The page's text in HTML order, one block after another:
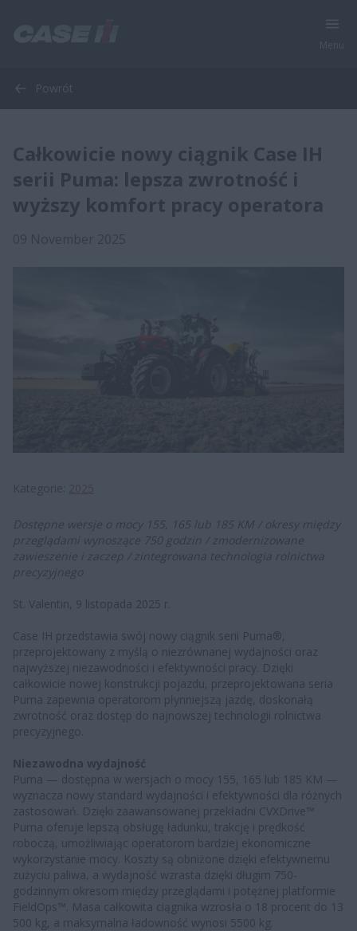
Powrót
Całkowicie nowy ciągnik Case IH
serii Puma: lepsza zwrotność i
wyższy komfort pracy operatora
Dostępne wersje o mocy 155, 165 lub 185 KM / okresy między
przeglądami wynoszące 750 godzin / zmodernizowane
zawieszenie i zaczep / zintegrowana technologia rolnictwa
precyzyjnego
St. Valentin, 9 listopada 2025 r.
Case IH przedstawia swój nowy ciągnik serii Puma®,
przeprojektowany z myślą o niezrównanej wydajności oraz
najwyższej niezawodności i efektywności pracy. Dzięki
całkowicie nowej konstrukcji pojazdu, przeprojektowana seria
Puma zapewnia operatorom płynniejszą jazdę, doskonałą
zwrotność oraz dostęp do najnowszej technologii rolnictwa
precyzyjnego.
Niezawodna wydajność
Puma — dostępna w wersjach o mocy 155, 165 lub 185 KM —
wyznacza nowy standard wydajności i efektywności dla różnych
zastosowań. Dzięki zaawansowanej przekładni CVXDrive™
Puma oferuje lepszą obsługę ładunku, trakcję i prędkość
roboczą, umożliwiając operatorom bardziej ekonomiczne
wykorzystanie mocy. Koszty są obniżone dzięki efektywnemu
zużyciu paliwa, a wydajność wzrasta dzięki długim 750-
godzinnym okresom między przeglądami i potężnej platformie
FieldOps™. Masa całkowita ciągnika wzrosła o 18 procent do 13
500 kg, a maksymalna ładowność wynosi 5500 kg.